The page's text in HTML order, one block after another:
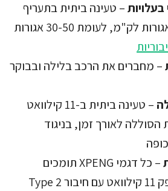
– טעינה ביתית בתעריף
– מחברים את הרכב בלילה ובבוקר
– טעינה ביתית ב-11 קילוואט
לאורך זמן, בניגוד
– כל דגמי XPENG תומכים